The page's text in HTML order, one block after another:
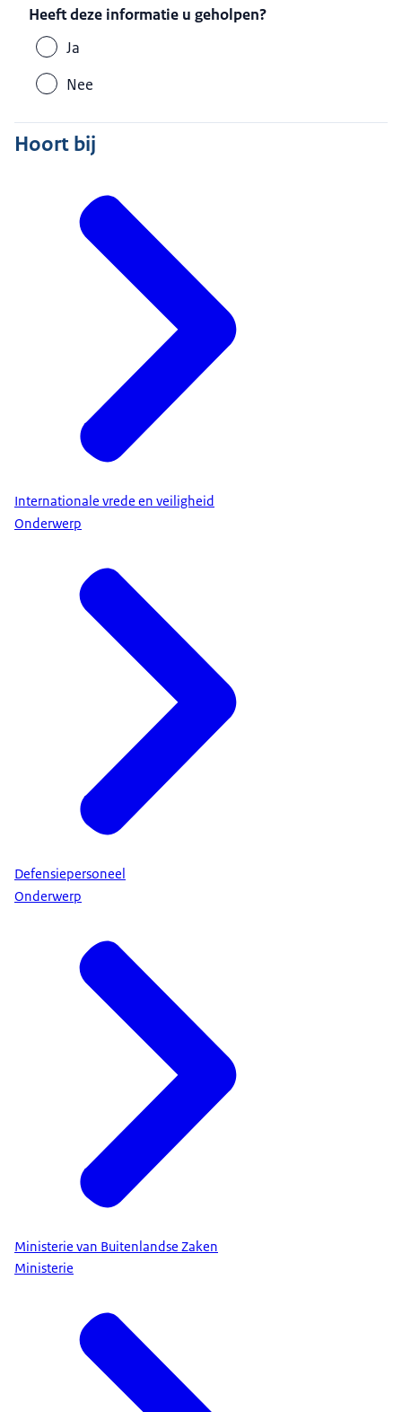
Heeft deze informatie u geholpen?
Ja
Nee
Hoort bij
Internationale vrede en veiligheid
Onderwerp
Defensiepersoneel
Onderwerp
Ministerie van Buitenlandse Zaken
Ministerie